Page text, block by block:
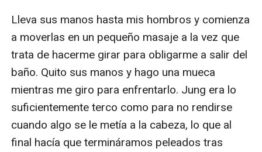
Lleva sus manos hasta mis hombros y comienza
a moverlas en un pequeño masaje a la vez que
trata de hacerme girar para obligarme a salir del
baño. Quito sus manos y hago una mueca
mientras me giro para enfrentarlo. Jung era lo
suficientemente terco como para no rendirse
cuando algo se le metía a la cabeza, lo que al
final hacía que termináramos peleados tras